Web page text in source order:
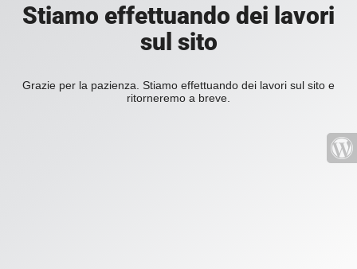
Stiamo effettuando dei lavori
sul sito
Grazie per la pazienza. Stiamo effettuando dei lavori sul sito e
ritorneremo a breve.